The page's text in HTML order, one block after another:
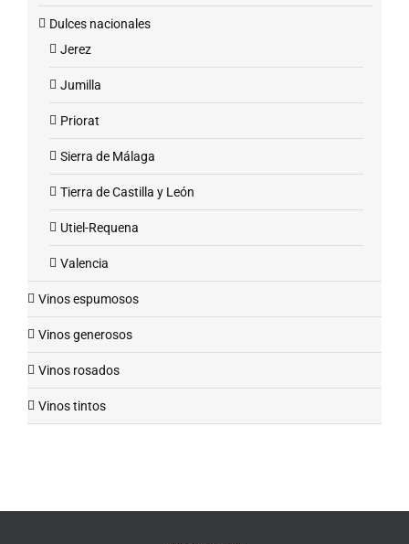
Dulces nacionales
Jerez
Jumilla
Priorat
Sierra de Málaga
Tierra de Castilla y León
Utiel-Requena
Valencia
Vinos espumosos
Vinos generosos
Vinos rosados
Vinos tintos